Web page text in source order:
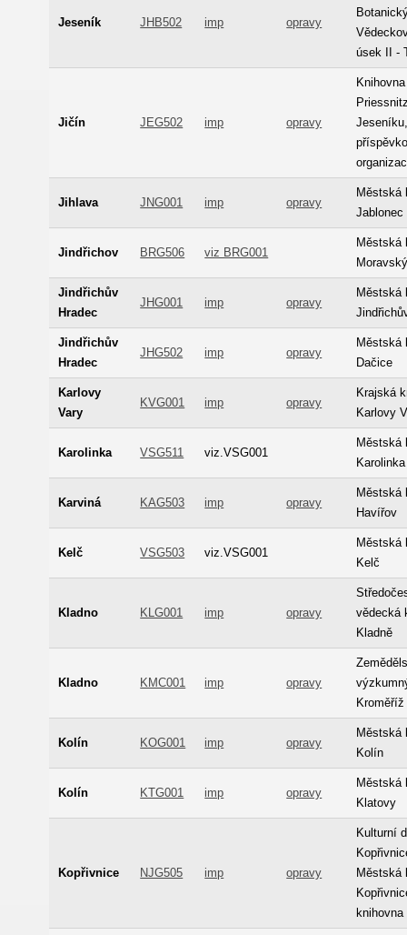
Jeseník JHB502 imp opravy
úsek II -
Jičín JEG502 imp opravy
Jihlava JNG001 imp opravy
Městská
Jablonec
Jindřichov BRG506 viz BRG001
Městská
Jindřichův
Hradec
JHG001 imp opravy
Městská
Jindřichův
Hradec
JHG502 imp opravy
Městská
Dačice
Karlovy
Vary
KVG001 imp opravy
Krajská
Karlovy
Karolinka VSG511 viz.VSG001
Městská
Karolinka
Karviná KAG503 imp opravy
Městská
Havířov
Kelč VSG503 viz.VSG001
Městská
Kelč
Kladno KLG001 imp opravy
vědecká
Kladně
Kladno KMC001 imp opravy
Kroměříž
Kolín KOG001 imp opravy
Městská
Kolín
Kolín KTG001 imp opravy
Městská
Klatovy
Kopřivnice NJG505 imp opravy
Kulturní
Městská
knihovna